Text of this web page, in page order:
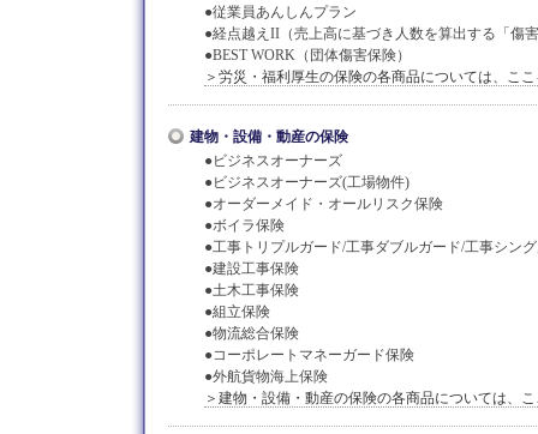
●従業員あんしんプラン
●経点越えII（売上高に基づき人数を算出する「傷
●BEST WORK（団体傷害保険）
＞労災・福利厚生の保険の各商品については、こ
建物・設備・動産の保険
●ビジネスオーナーズ
●ビジネスオーナーズ(工場物件)
●オーダーメイド・オールリスク保険
●ボイラ保険
●工事トリプルガード/工事ダブルガード/工事シン
●建設工事保険
●土木工事保険
●組立保険
●物流総合保険
●コーポレートマネーガード保険
●外航貨物海上保険
＞建物・設備・動産の保険の各商品については、